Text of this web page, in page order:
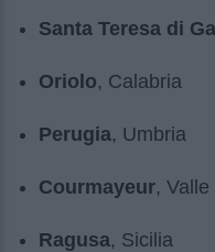
Santa Teresa di
Oriolo, Calabria
Perugia, Umbria
Courmayeur, Valle
Ragusa, Sicilia